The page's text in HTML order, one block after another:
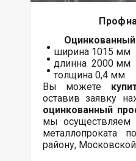
Оцинкованный
ширина 1015 мм
длинна 2000 мм
толщина 0,4 мм
Вы можете
оставив заявку
оцинкованный
мы осуществляем
металлопроката
району,